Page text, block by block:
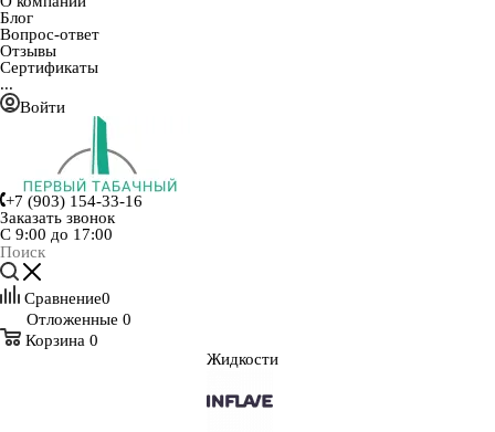
Блог
Вопрос-ответ
Отзывы
Сертификаты
...
Войти
+7 (903) 154-33-16
Заказать звонок
С 9:00 до 17:00
Сравнение0
Отложенные 0
Корзина 0
Жидкости